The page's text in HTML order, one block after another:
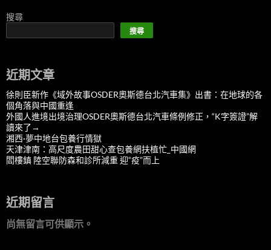
搜尋
搜尋
近期文章
徐則臣新作《域外故事OSDER奧斯德台北汽車集》出書：在地球的各
個角落與中國重逢
外國人進境出境治理OSDER奧斯德台北汽車條例修正，“K字簽證”解
讀來了→
湘西·夢中地台包養行情獄
天津津南：高尺度農田甜心查包養網扶植忙_中國網
閻樓鎮 陸空聯防森和診所減重 迎“疫”而上
近期留言
尚無留言可供顯示。